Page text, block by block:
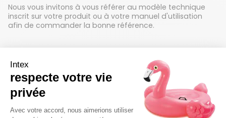
Nous vous invitons à vous référer au modèle technique
inscrit sur votre produit ou à votre manuel d'utilisation
afin de commander la bonne référence.
Détails techniques